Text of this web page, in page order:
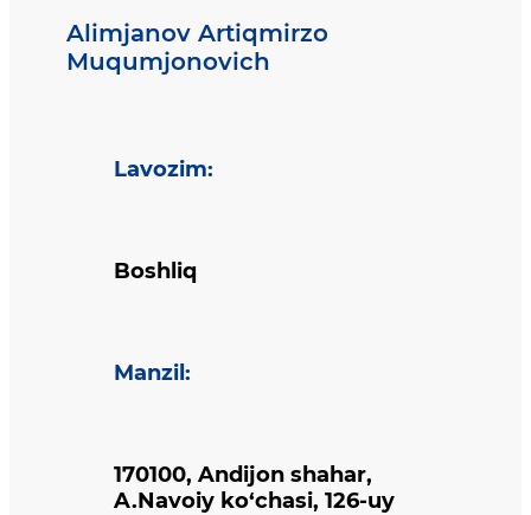
Alimjanov Artiqmirzo
Muqumjonovich
Lavozim:
Boshliq
Manzil :
170100, Andijon shahar,
A.Navoiy ko‘chasi, 126-uy